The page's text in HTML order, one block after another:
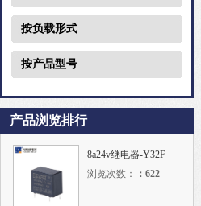
按负载形式
按产品型号
产品浏览排行
8a24v继电器-Y32F
浏览次数：
： 622